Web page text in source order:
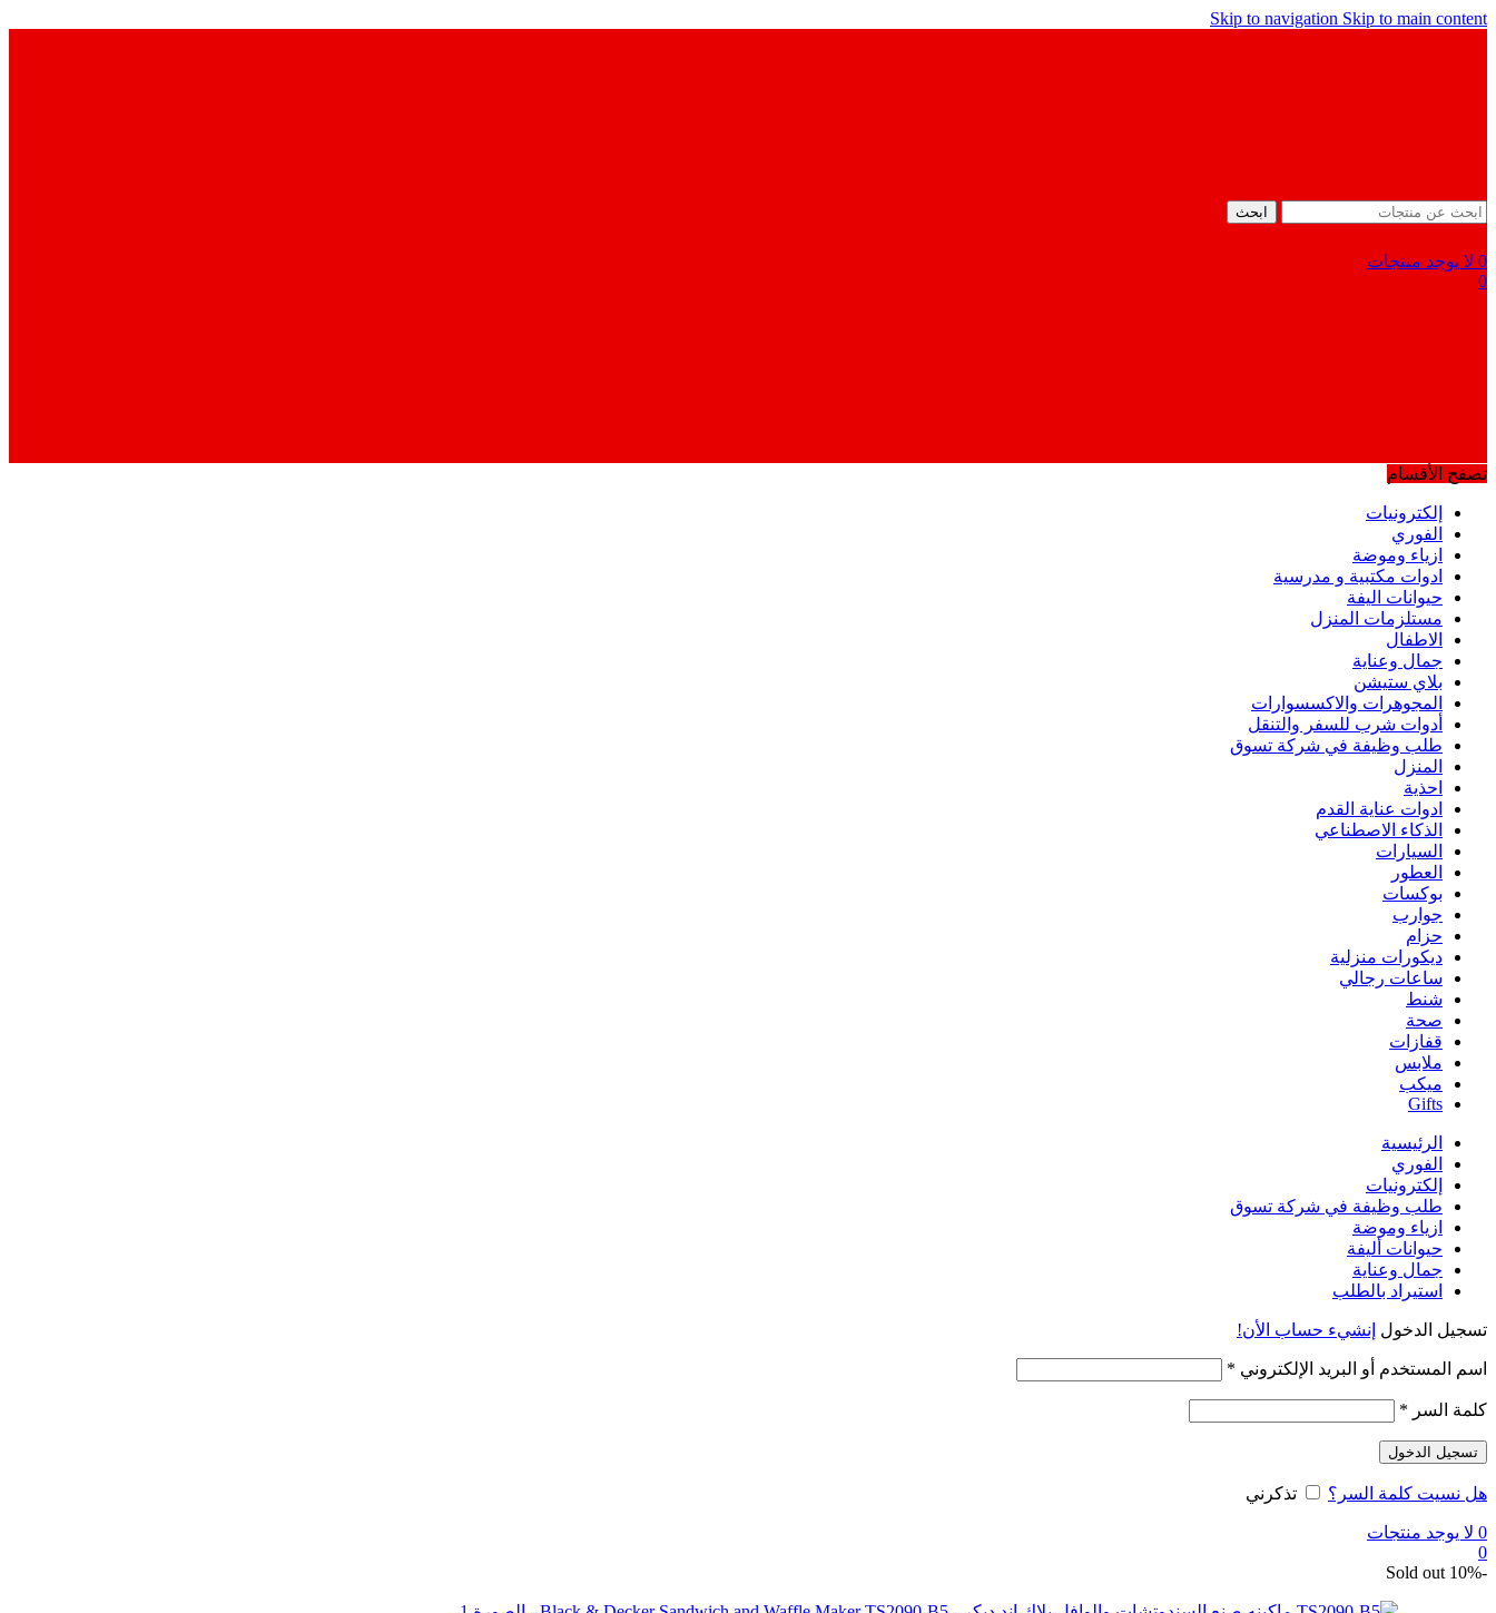
Skip to navigation Skip to main content
ابحث
0 لا يوجد منتجات
0
تصفح الأقسام
إلكترونيات
الفوري
ازياء وموضة
ادوات مكتبية و مدرسية
حيوانات اليفة
مستلزمات المنزل
الاطفال
جمال وعناية
بلاي ستيشن
المجوهرات والاكسسوارات
أدوات شرب للسفر والتنقل
طلب وظيفة في شركة تسوق
المنزل
احذية
ادوات عناية القدم
الذكاء الاصطناعي
السيارات
العطور
بوكسات
جوارب
حزام
ديكورات منزلية
ساعات رجالي
شنط
صحة
قفازات
ملابس
ميكب
Gifts
الرئيسية
الفوري
إلكترونيات
طلب وظيفة في شركة تسوق
ازياء وموضة
حيوانات أليفة
جمال وعناية
استيراد بالطلب
تسجيل الدخول إنشيء حساب الأن!
اسم المستخدم أو البريد الإلكتروني *
كلمة السر *
تسجيل الدخول
هل نسيت كلمة السر؟ تذكرني
0 لا يوجد منتجات
0
-10%
Sold out